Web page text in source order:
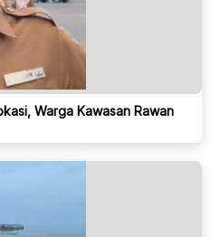
Warga Kawasan Rawan